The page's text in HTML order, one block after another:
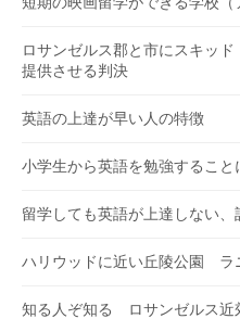
ロサンゼルス郡と市にスキッ
提供させる判決
英語の上達が早い人の特徴
小学生から英語を勉強すること
留学しても英語が上達しない、
ハリウッドに近い丘陵公園 ラ
知る人ぞ知る ロサンゼルス近